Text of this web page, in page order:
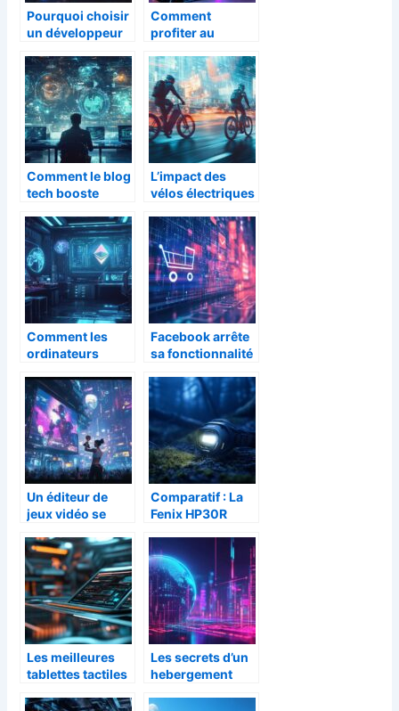
Pourquoi choisir
un développeur
pour votre projet
web ?
Comment
profiter au
votre expérience
de jeu sur cresus
casino
Comment le blog
tech booste
SEO et
l’innovation
numérique
L’impact des
vélos électriques
déplacements
quotidiens : plus
d’info
Comment les
ordinateurs
pourraient
transformer la
crypto-monnaie
?
Facebook arrête
sa fonctionnalité
quelles
alternatives pour
les e-
commerçants ?
Un éditeur de
jeux vidéo se
remportant une
avance
impressionnante
aux Game
Awards : le sacre
surprise de
Devolver Digital
Comparatif : La
Fenix HP30R
meilleures
lampes frontales
de secourisme
Les meilleures
tablettes tactiles
Les secrets d’un
hebergement